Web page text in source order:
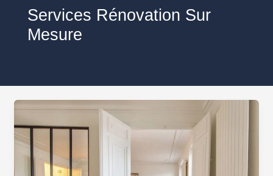
Services Rénovation Sur
Mesure
Votre
spécialiste
en
rénovation
à